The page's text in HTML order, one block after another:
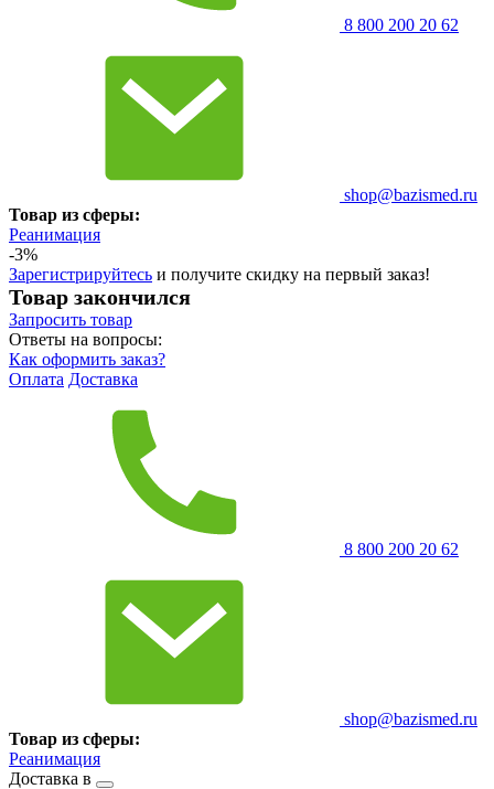
8 800 200 20 62
shop@bazismed.ru
Товар из сферы:
Реанимация
-3%
Зарегистрируйтесь и получите скидку на первый заказ!
Товар закончился
Запросить товар
Ответы на вопросы:
Как оформить заказ?
Оплата Доставка
8 800 200 20 62
shop@bazismed.ru
Товар из сферы:
Реанимация
Доставка в